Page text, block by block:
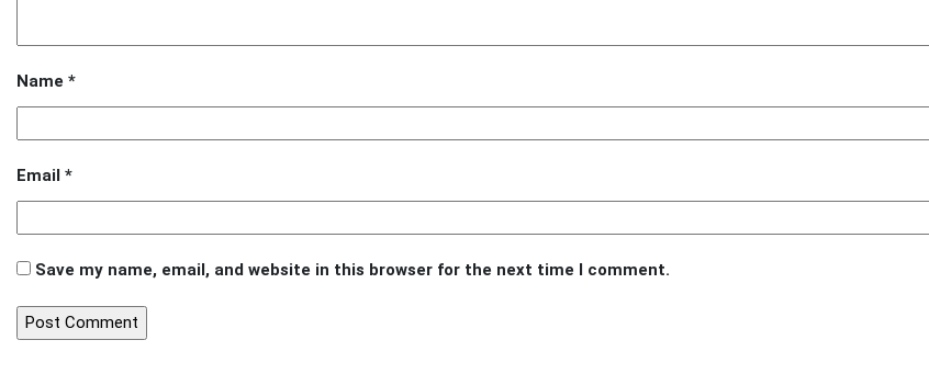
Name *
Email *
Save my name, email, and website in this browser for the next time I comment.